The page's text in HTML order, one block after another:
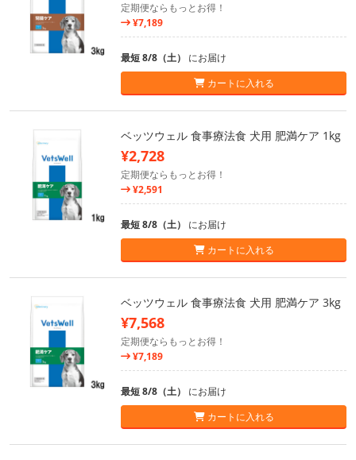
定期便ならもっとお得！
¥7,189
最短 8/8（土） にお届け
カートに入れる
ベッツウェル 食事療法食 犬用 肥満ケア 1kg
¥2,728
定期便ならもっとお得！
¥2,591
最短 8/8（土） にお届け
カートに入れる
ベッツウェル 食事療法食 犬用 肥満ケア 3kg
¥7,568
定期便ならもっとお得！
¥7,189
最短 8/8（土） にお届け
カートに入れる